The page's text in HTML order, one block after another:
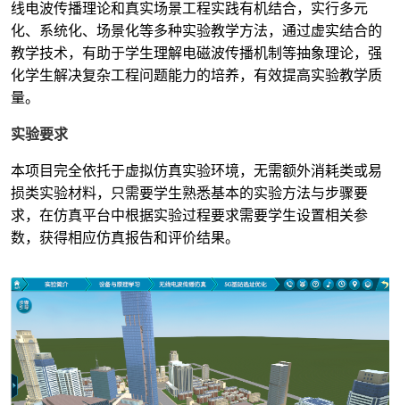
线电波传播理论和真实场景工程实践有机结合，实行多元
化、系统化、场景化等多种实验教学方法，通过虚实结合的
教学技术，有助于学生理解电磁波传播机制 等抽象理论， 强
化学生解决复杂工程问题能力的培养，有效提高实验教学质
量。
实验要求
本项目完全依托于虚拟仿真实验环境，无需额外消耗类或易
损类实验材料，只需要学生熟悉基本的实验方法与步骤要
求， 在仿真平台中根据实验过程要求需要学生设置相关参
数， 获得相应仿真报告和评价结果。